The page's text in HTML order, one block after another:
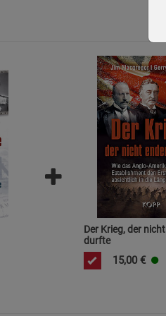
Der Krieg, der
durfte
15,00 €